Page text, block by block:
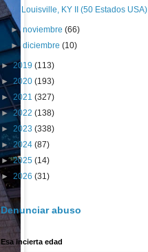
Louisville, KY II (50 Estados USA)
►noviembre(66)
►diciembre(10)
►2019 (113)
► 2020 (193)
► 2021 (327)
►2022 (138)
► 2023 (338)
► 2024 (87)
►2025 (14)
► 2026 (31)
Denunciar abuso
Esa incierta edad